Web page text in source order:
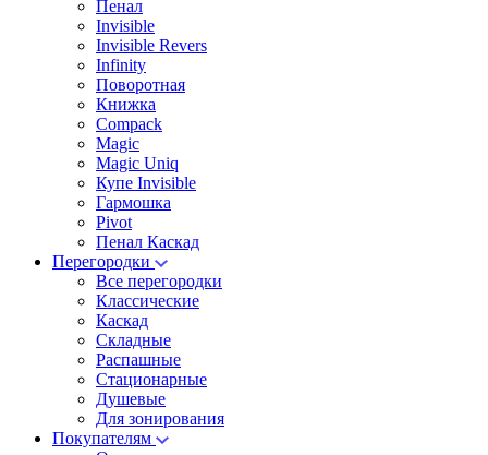
Пенал
Invisible
Invisible Revers
Infinity
Поворотная
Книжка
Compack
Magic
Magic Uniq
Купе Invisible
Гармошка
Pivot
Пенал Каскад
Перегородки
Все перегородки
Классические
Каскад
Складные
Распашные
Стационарные
Душевые
Для зонирования
Покупателям